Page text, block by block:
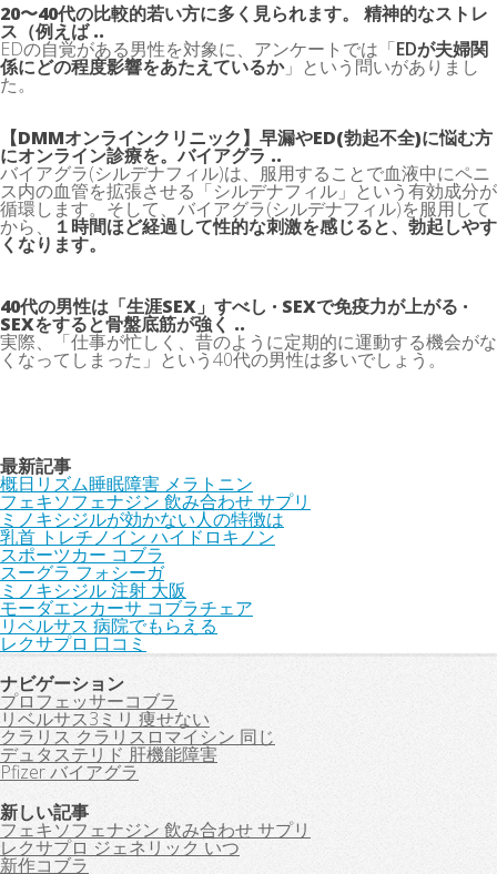
20〜40代の比較的若い方に多く見られます。 精神的なストレ
ス（例えば ..
EDの自覚がある男性を対象に、アンケートでは「EDが夫婦関
係にどの程度影響をあたえているか」という問いがありまし
た。
【DMMオンラインクリニック】早漏やED(勃起不全)に悩む方
にオンライン診療を。バイアグラ ..
バイアグラ(シルデナフィル)は、服用することで血液中にペニ
ス内の血管を拡張させる「シルデナフィル」という有効成分が
循環します。そして、バイアグラ(シルデナフィル)を服用して
から、 １時間ほど経過して性的な刺激を感じると、勃起しやす
くなります。
40代の男性は「生涯SEX」すべし · SEXで免疫力が上がる ·
SEXをすると骨盤底筋が強く ..
実際、「仕事が忙しく、昔のように定期的に運動する機会がな
くなってしまった」という40代の男性は多いでしょう。
最新記事
概日リズム睡眠障害 メラトニン
フェキソフェナジン 飲み合わせ サプリ
ミノキシジルが効かない人の特徴は
乳首 トレチノイン ハイドロキノン
スポーツカー コブラ
スーグラ フォシーガ
ミノキシジル 注射 大阪
モーダエンカーサ コブラチェア
リベルサス 病院でもらえる
レクサプロ 口コミ
ナビゲーション
プロフェッサーコブラ
リベルサス3ミリ 痩せない
クラリス クラリスロマイシン 同じ
デュタステリド 肝機能障害
Pfizer バイアグラ
新しい記事
フェキソフェナジン 飲み合わせ サプリ
レクサプロ ジェネリック いつ
新作コブラ